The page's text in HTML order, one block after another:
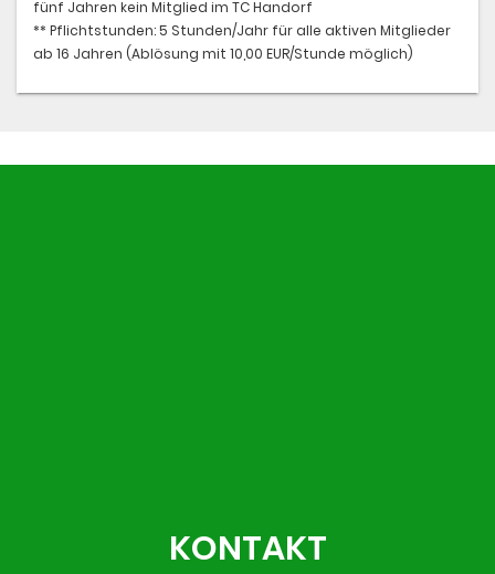
fünf Jahren kein Mitglied im TC Handorf
** Pflichtstunden: 5 Stunden/Jahr für alle aktiven Mitglieder
ab 16 Jahren (Ablösung mit 10,00 EUR/Stunde möglich)
KONTAKT